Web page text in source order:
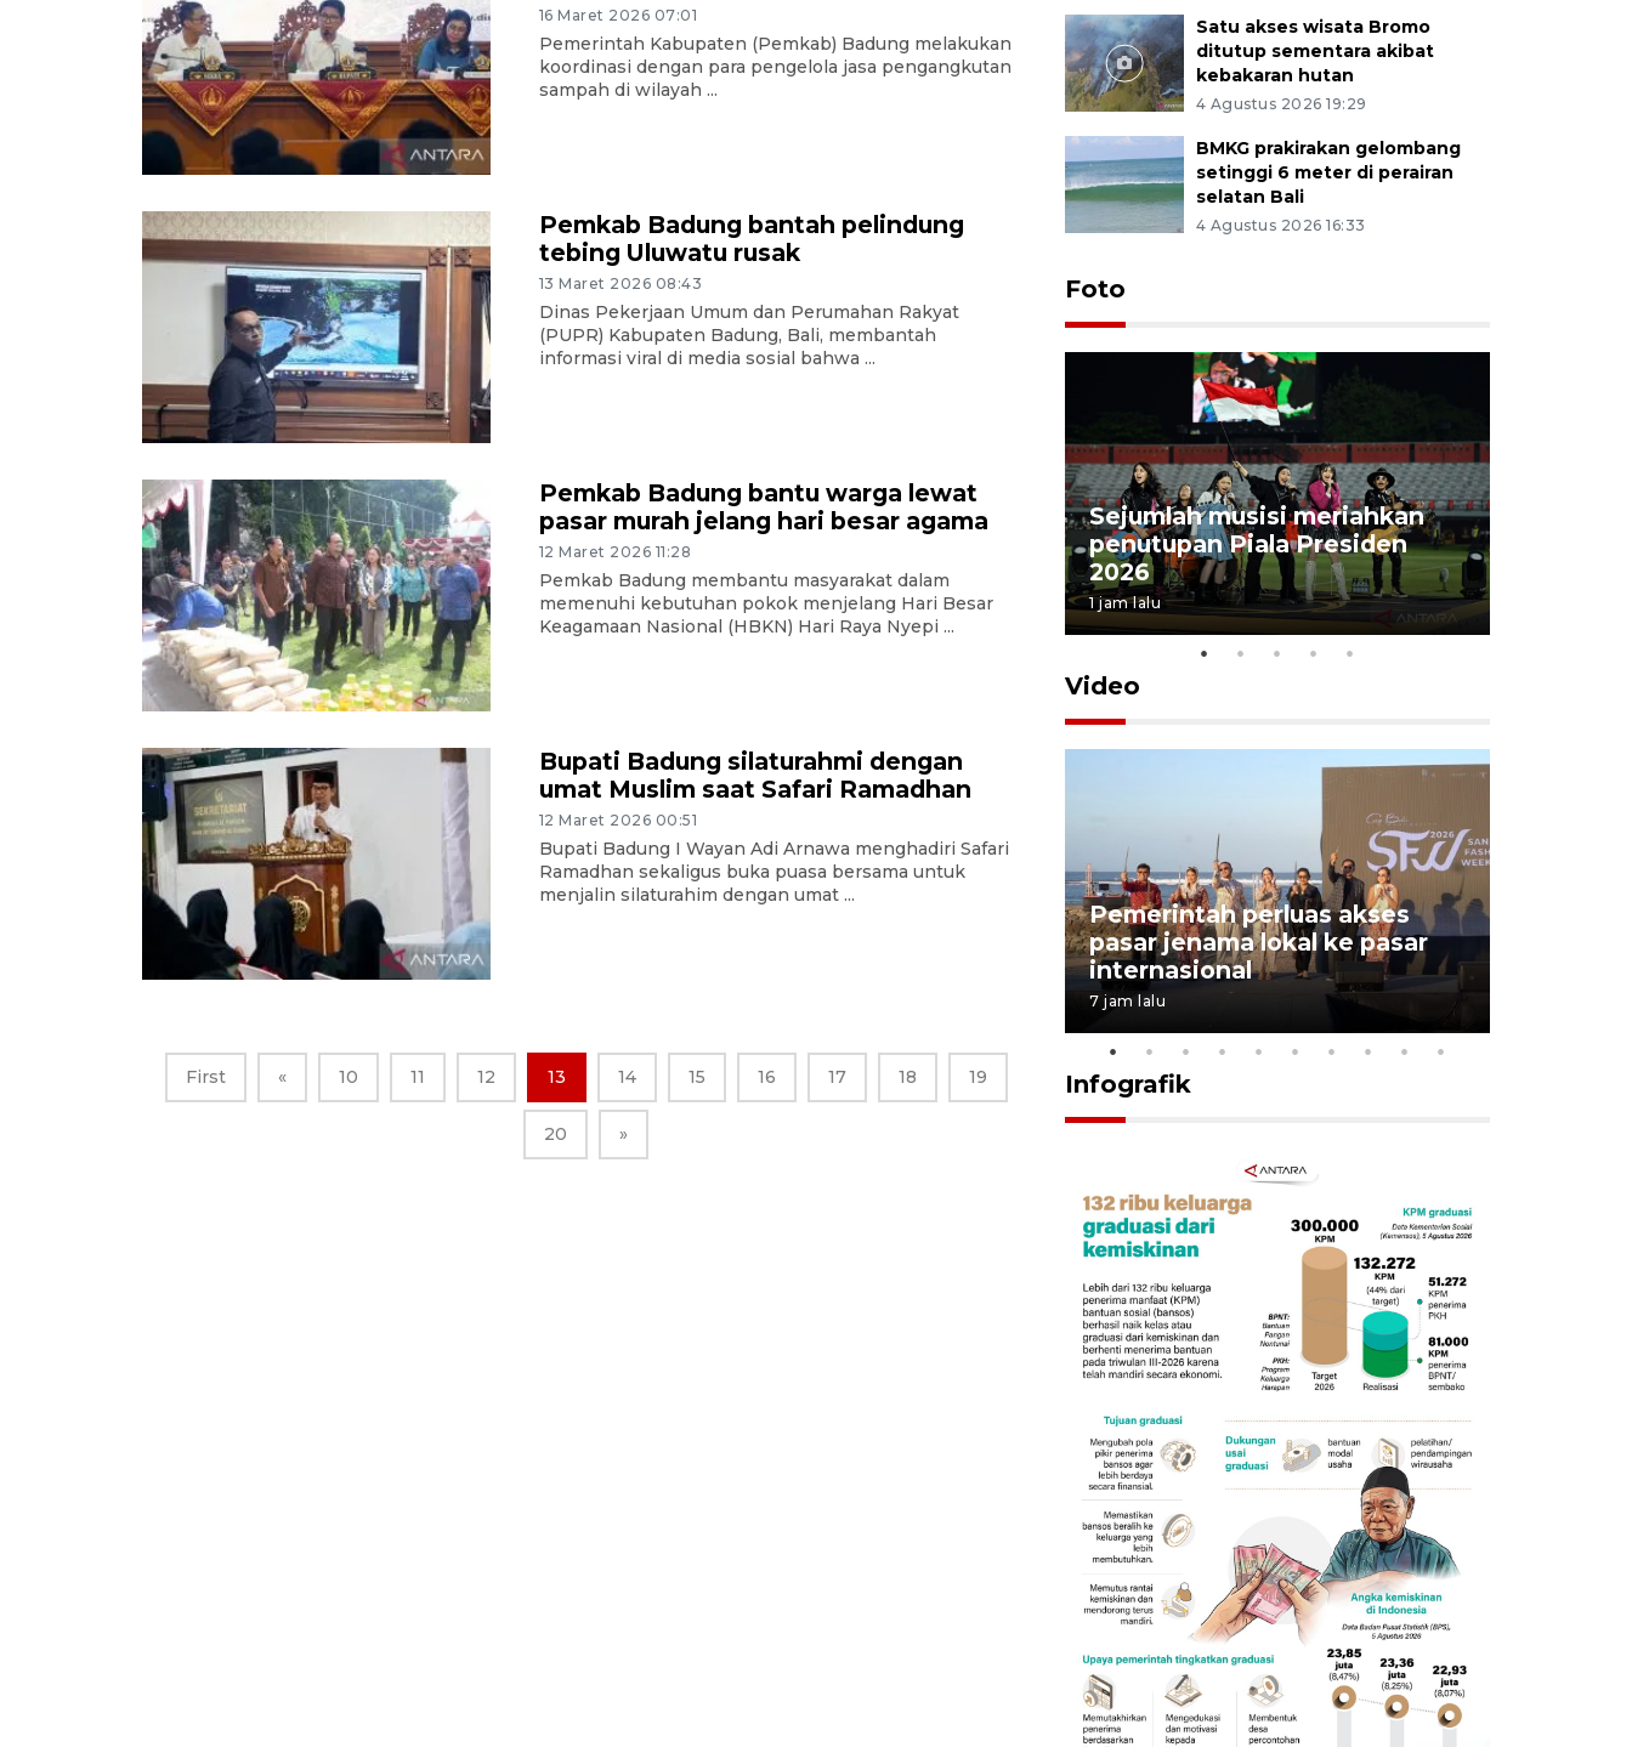
16 Maret 2026 07:01
Pemerintah Kabupaten (Pemkab) Badung melakukan
koordinasi dengan para pengelola jasa pengangkutan
sampah di wilayah ...
Pemkab Badung bantah pelindung
tebing Uluwatu rusak
13 Maret 2026 08:43
Dinas Pekerjaan Umum dan Perumahan Rakyat
(PUPR) Kabupaten Badung, Bali, membantah
informasi viral di media sosial bahwa ...
Pemkab Badung bantu warga lewat
pasar murah jelang hari besar agama
12 Maret 2026 11:28
Pemkab Badung membantu masyarakat dalam
memenuhi kebutuhan pokok menjelang Hari Besar
Keagamaan Nasional (HBKN) Hari Raya Nyepi ...
Bupati Badung silaturahmi dengan
umat Muslim saat Safari Ramadhan
12 Maret 2026 00:51
Bupati Badung I Wayan Adi Arnawa menghadiri Safari
Ramadhan sekaligus buka puasa bersama untuk
menjalin silaturahim dengan umat ...
First « 10 11 12 13 14 15 16 17 18 19
20 »
Satu akses wisata Bromo
ditutup sementara akibat
kebakaran hutan
4 Agustus 2026 19:29
BMKG prakirakan gelombang
setinggi 6 meter di perairan
selatan Bali
4 Agustus 2026 16:33
Foto
Tiga matra TNI unjuk
kemampuan tempur Perisai
Trisila Nusantara dalam
latihan di Kepri
5 Agustus 2026 16:28
Sejumlah musisi meriahkan
penutupan Piala Presiden
2026
1 jam lalu
Video
Kemen LH, KKP, dan Gubernur
Pemerintah perluas akses
pasar jenama lokal ke pasar
internasional
7 jam lalu
Infografik